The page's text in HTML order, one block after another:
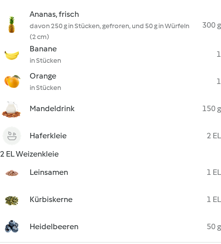
Ananas, frisch
davon 250 g in Stücken, gefroren, und 50 g in Würfeln
(2 cm)
300 g
Banane
in Stücken
1
Orange
in Stücken
1
Mandeldrink 150 g
Haferkleie
2 EL
2 EL Weizenkleie
Leinsamen
1 EL
Kürbiskerne 1 EL
Heidelbeeren 50 g